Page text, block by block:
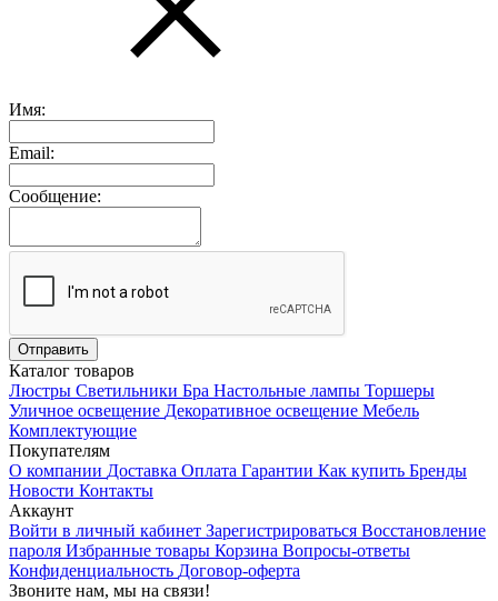
Имя:
Email:
Сообщение:
Каталог товаров
Люстры Светильники Бра Настольные лампы Торшеры
Уличное освещение Декоративное освещение Мебель
Комплектующие
Покупателям
О компании Доставка Оплата Гарантии Как купить Бренды
Новости Контакты
Аккаунт
Войти в личный кабинет Зарегистрироваться Восстановление
пароля Избранные товары Корзина Вопросы-ответы
Конфиденциальность Договор-оферта
Звоните нам, мы на связи!